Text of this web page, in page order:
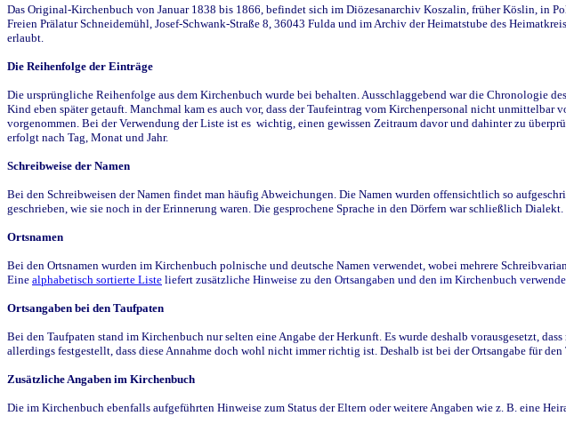
Das Original-Kirchenbuch von Januar 1838 bis 1866, befindet sich im Diözesanarchiv Koszalin, früher Köslin, in
Freien Prälatur Schneidemühl, Josef-Schwank-Straße 8, 36043 Fulda und im Archiv der Heimatstube des
erlaubt.
Die Reihenfolge der Einträge
Die ursprüngliche Reihenfolge aus dem Kirchenbuch wurde bei behalten. Ausschlaggebend war die Chronologie
Kind eben später getauft. Manchmal kam es auch vor, dass der Taufeintrag vom Kirchenpersonal nicht
vorgenommen. Bei der Verwendung der Liste ist es wichtig, einen gewissen Zeitraum davor und dahinter zu
erfolgt nach Tag, Monat und Jahr.
Schreibweise der Namen
Bei den Schreibweisen der Namen findet man häufig Abweichungen. Die Namen wurden offensichtlich so
geschrieben, wie sie noch in der Erinnerung waren. Die gesprochene Sprache in den Dörfern war schließlich
Ortsnamen
Bei den Ortsnamen wurden im Kirchenbuch polnische und deutsche Namen verwendet, wobei mehrere
Eine alphabetisch sortierte Liste liefert zusätzliche Hinweise zu den Ortsangaben und den im Kirchenbuch
Ortsangaben bei den Taufpaten
Bei den Taufpaten stand im Kirchenbuch nur selten eine Angabe der Herkunft. Es wurde deshalb vorausgesetzt,
allerdings festgestellt, dass diese Annahme doch wohl nicht immer richtig ist. Deshalb ist bei der Ortsangabe für
Zusätzliche Angaben im Kirchenbuch
Die im Kirchenbuch ebenfalls aufgeführten Hinweise zum Status der Eltern oder weitere Angaben wie z. B. eine